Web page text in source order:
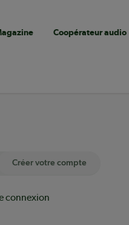
Coopérateur audio
Créer votre compte
connexion